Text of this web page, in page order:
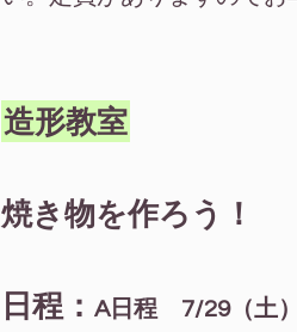
造形教室
焼き物を作ろう！
日程： A日程 7/29（土